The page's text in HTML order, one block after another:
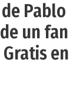
Pablo
un fan
en